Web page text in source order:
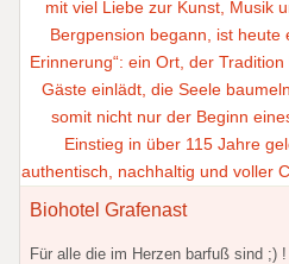
Biohotel Grafenast
Für alle die im Herzen barfuß sind ;) !